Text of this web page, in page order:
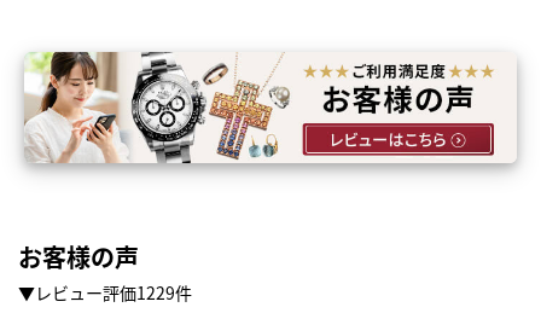
お客様の声
▼レビュー評価1229件